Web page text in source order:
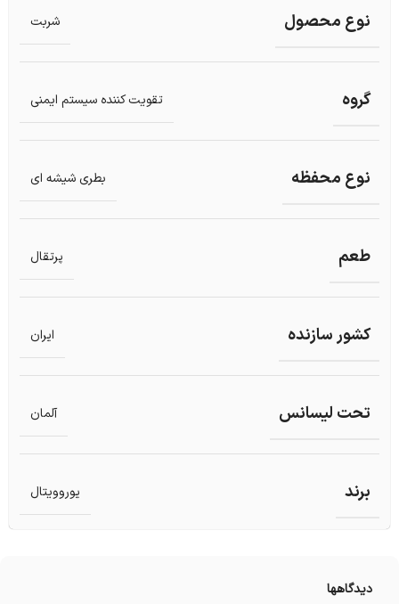
نوع محصول شربت
گروه تقویت کننده سیستم ایمنی
نوع محفظه بطری شیشه ای
طعم پرتقال
کشور سازنده ایران
تحت لیسانس آلمان
برند یوروویتال
دیدگاهها